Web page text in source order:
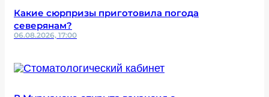
Какие сюрпризы приготовила погода
северянам?
06.08.2026, 17:00